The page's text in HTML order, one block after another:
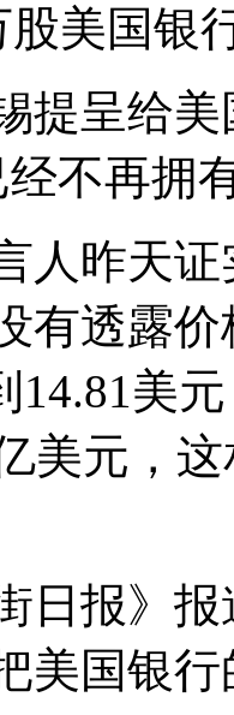
股美国银
呈给美
不再拥
昨天证
有透露
14.81美
美元，
报》报
美国银